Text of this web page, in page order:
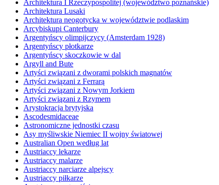
Architektura I Rzeczypospolitej (województwo poznańskie)
Architektura Lusaki
Architektura neogotycka w województwie podlaskim
Arcybiskupi Canterbury
Argentyńscy olimpijczycy (Amsterdam 1928)
Argentyńscy płotkarze
Argentyńscy skoczkowie w dal
Argyll and Bute
Artyści związani z dworami polskich magnatów
Artyści związani z Ferrarą
Artyści związani z Nowym Jorkiem
Artyści związani z Rzymem
Arystokracja brytyjska
Ascodesmidaceae
Astronomiczne jednostki czasu
Asy myśliwskie Niemiec II wojny światowej
Australian Open według lat
Austriaccy lekarze
Austriaccy malarze
Austriaccy narciarze alpejscy
Austriaccy piłkarze